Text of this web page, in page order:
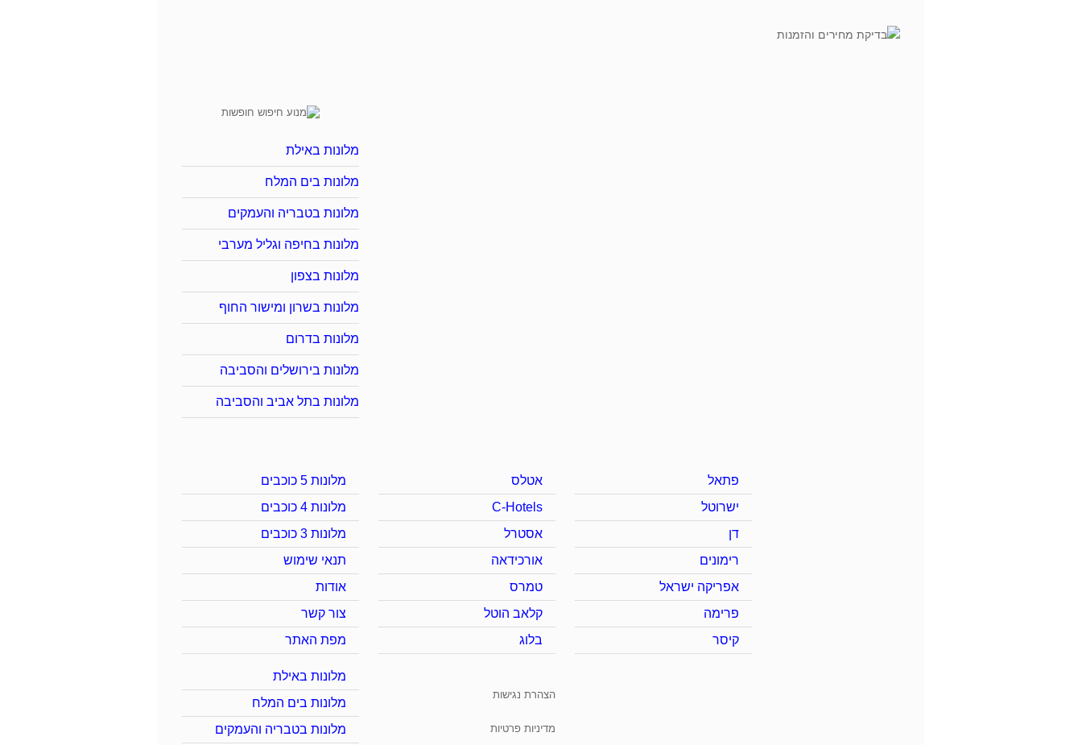
מלונות באילת
מלונות בים המלח
מלונות בטבריה והעמקים
מלונות בחיפה וגליל מערבי
מלונות בצפון
מלונות בשרון ומישור החוף
מלונות בדרום
מלונות בירושלים והסביבה
מלונות בתל אביב והסביבה
מלונות 5 כוכבים
מלונות 4 כוכבים
מלונות 3 כוכבים
תנאי שימוש
אודות
צור קשר
מפת האתר
אטלס
C-Hotels
אסטרל
אורכידאה
טמרס
קלאב הוטל
בלוג
פתאל
ישרוטל
דן
רימונים
אפריקה ישראל
פרימה
קיסר
מלונות באילת
מלונות בים המלח
מלונות בטבריה והעמקים
הצהרת נגישות
מדיניות פרטיות